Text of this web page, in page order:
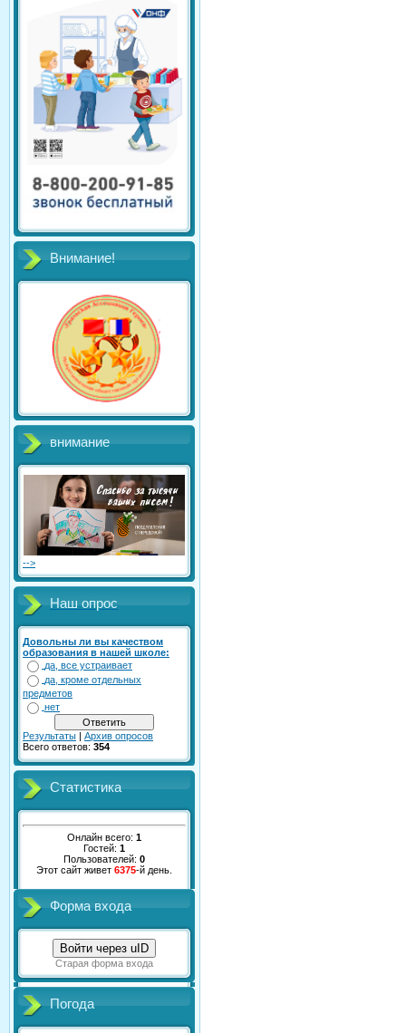
Внимание!
внимание
-->
Наш опрос
Довольны ли вы качеством
образования в нашей школе:
да, все устраивает
да, кроме отдельных
предметов
нет
Результаты | Архив опросов
Всего ответов: 354
Статистика
Онлайн всего: 1
Гостей: 1
Пользователей: 0
Этот сайт живет 6375-й день.
Форма входа
Войти через uID
Старая форма входа
Погода